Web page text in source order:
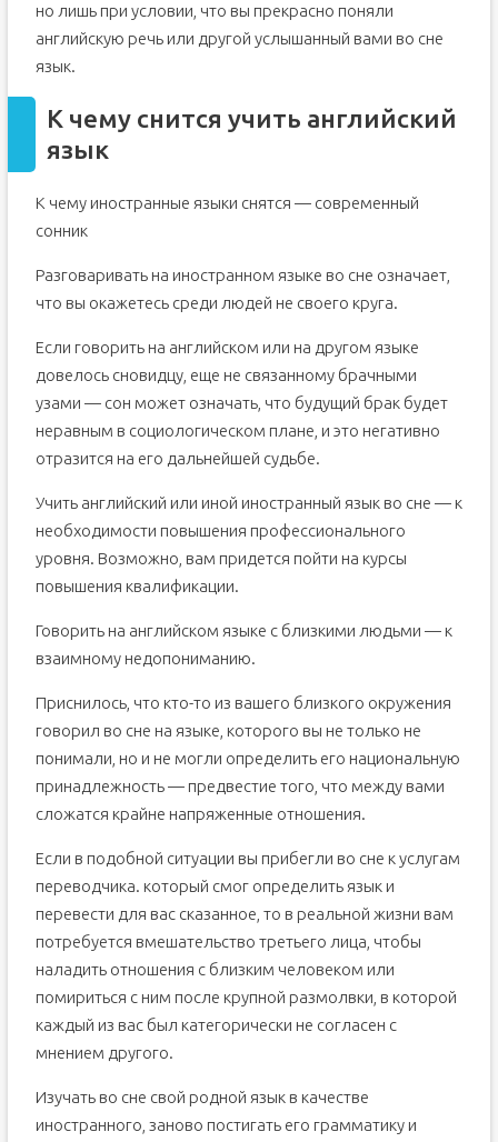
но лишь при условии, что вы прекрасно поняли
английскую речь или другой услышанный вами во сне
язык.
К чему снится учить английский
язык
К чему иностранные языки снятся — современный
сонник
Разговаривать на иностранном языке во сне означает,
что вы окажетесь среди людей не своего круга.
Если говорить на английском или на другом языке
довелось сновидцу, еще не связанному брачными
узами — сон может означать, что будущий брак будет
неравным в социологическом плане, и это негативно
отразится на его дальнейшей судьбе.
Учить английский или иной иностранный язык во сне — к
необходимости повышения профессионального
уровня. Возможно, вам придется пойти на курсы
повышения квалификации.
Говорить на английском языке с близкими людьми — к
взаимному недопониманию.
Приснилось, что кто-то из вашего близкого окружения
говорил во сне на языке, которого вы не только не
понимали, но и не могли определить его национальную
принадлежность — предвестие того, что между вами
сложатся крайне напряженные отношения.
Если в подобной ситуации вы прибегли во сне к услугам
переводчика. который смог определить язык и
перевести для вас сказанное, то в реальной жизни вам
потребуется вмешательство третьего лица, чтобы
наладить отношения с близким человеком или
помириться с ним после крупной размолвки, в которой
каждый из вас был категорически не согласен с
мнением другого.
Изучать во сне свой родной язык в качестве
иностранного, заново постигать его грамматику и